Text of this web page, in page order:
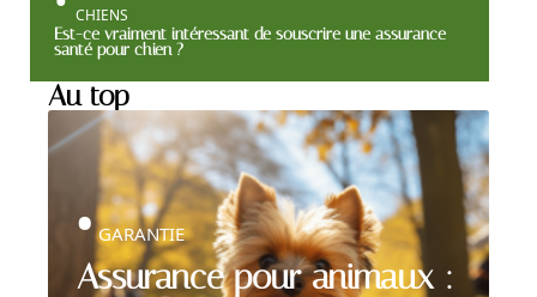
CHIENS
Est-ce vraiment intéressant de souscrire une assurance
santé pour chien ?
Au top
Assurance pour animaux :
GARANTIE